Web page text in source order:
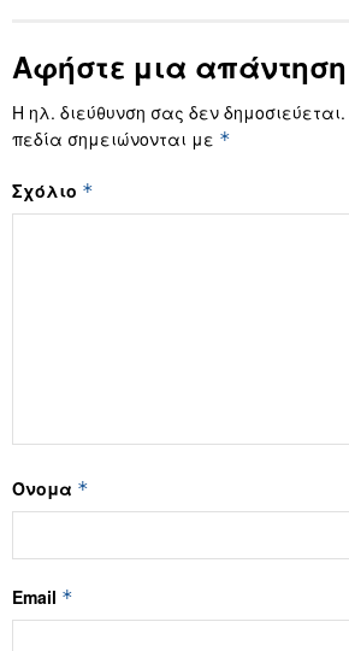
Αφήστε μια απάντηση
Η ηλ. διεύθυνση σας δεν δημοσιεύεται.
πεδία σημειώνονται με *
Σχόλιο *
Όνομα *
Email *